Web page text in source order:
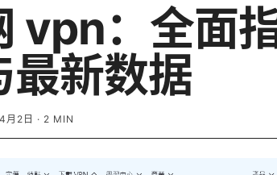
vpn：全面
最新数据
月2日 · 2 MIN